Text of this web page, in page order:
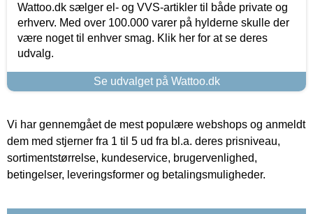
Wattoo.dk sælger el- og VVS-artikler til både private og
erhverv. Med over 100.000 varer på hylderne skulle der
være noget til enhver smag. Klik her for at se deres
udvalg.
Se udvalget på Wattoo.dk
Vi har gennemgået de mest populære webshops og anmeldt
dem med stjerner fra 1 til 5 ud fra bl.a. deres prisniveau,
sortimentstørrelse, kundeservice, brugervenlighed,
betingelser, leveringsformer og betalingsmuligheder.